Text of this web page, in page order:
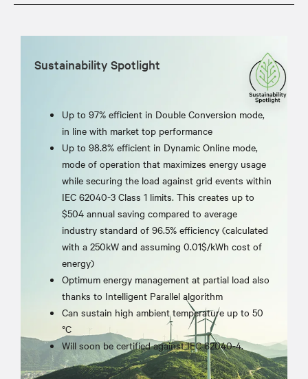
Sustainability Spotlight
Up to 97% efficient in Double Conversion mode,
in line with market top performance
Up to 98.8% efficient in Dynamic Online mode,
mode of operation that maximizes energy usage
while securing the load against grid events within
IEC 62040-3 Class 1 limits. This creates up to
$504 annual saving compared to average
industry standard of 96.5% efficiency (calculated
with a 250kW and assuming 0.01$/kWh cost of
energy)
Optimum energy management at partial load also
thanks to Intelligent Parallel algorithm
Can sustain high ambient temperature up to 50
°C
Will soon be certified against IEC 62040-4.